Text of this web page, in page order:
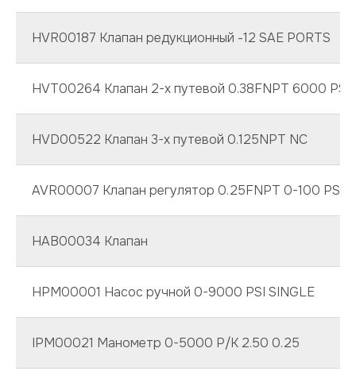
HVR00187 Клапан редукционный -12 SAE PORTS
HVT00264 Клапан 2-х путевой 0.38FNPT 6000 PSI
HVD00522 Клапан 3-х путевой 0.125NPT NC
AVR00007 Клапан регулятор 0.25FNPT 0-100 PSI
HAB00034 Клапан
HPM00001 Насос ручной 0-9000 PSI SINGLE
IPM00021 Манометр 0-5000 P/K 2.50 0.25